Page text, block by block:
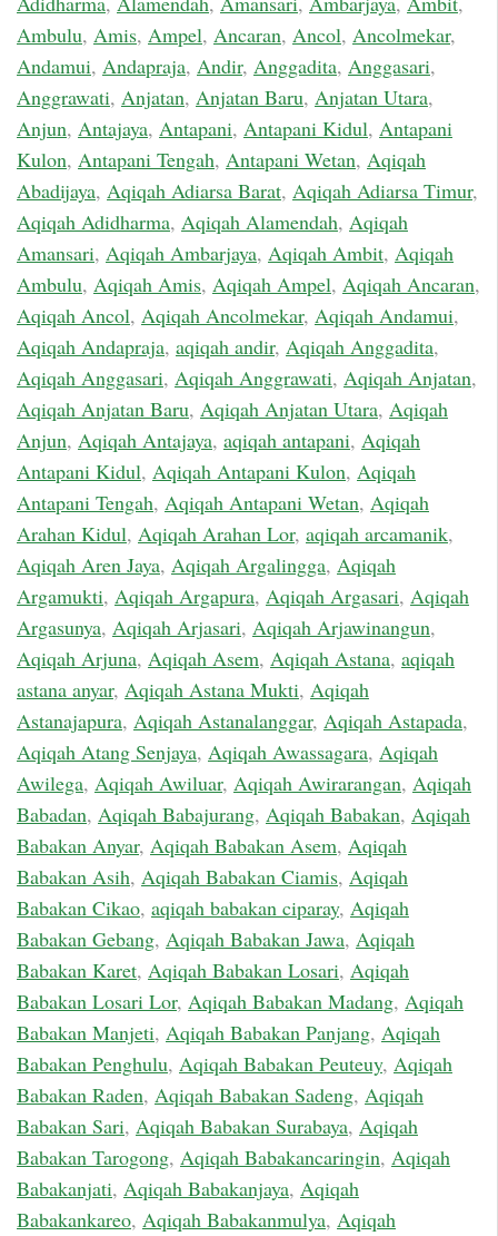
Ambulu, Amis, Ampel, Ancaran, Ancol, Ancolmekar,
Andamui, Andapraja, Andir, Anggadita, Anggasari,
Anggrawati, Anjatan, Anjatan Baru, Anjatan Utara,
Anjun, Antajaya, Antapani, Antapani Kidul, Antapani
Kulon, Antapani Tengah, Antapani Wetan, Aqiqah
Abadijaya, Aqiqah Adiarsa Barat, Aqiqah Adiarsa Timur,
Aqiqah Adidharma, Aqiqah Alamendah, Aqiqah
Amansari, Aqiqah Ambarjaya, Aqiqah Ambit, Aqiqah
Ambulu, Aqiqah Amis, Aqiqah Ampel, Aqiqah Ancaran,
Aqiqah Ancol, Aqiqah Ancolmekar, Aqiqah Andamui,
Aqiqah Andapraja, aqiqah andir, Aqiqah Anggadita,
Aqiqah Anggasari, Aqiqah Anggrawati, Aqiqah Anjatan,
Aqiqah Anjatan Baru, Aqiqah Anjatan Utara, Aqiqah
Anjun, Aqiqah Antajaya, aqiqah antapani, Aqiqah
Antapani Kidul, Aqiqah Antapani Kulon, Aqiqah
Antapani Tengah, Aqiqah Antapani Wetan, Aqiqah
Arahan Kidul, Aqiqah Arahan Lor, aqiqah arcamanik,
Aqiqah Aren Jaya, Aqiqah Argalingga, Aqiqah
Argamukti, Aqiqah Argapura, Aqiqah Argasari, Aqiqah
Argasunya, Aqiqah Arjasari, Aqiqah Arjawinangun,
Aqiqah Arjuna, Aqiqah Asem, Aqiqah Astana, aqiqah
astana anyar, Aqiqah Astana Mukti, Aqiqah
Astanajapura, Aqiqah Astanalanggar, Aqiqah Astapada,
Aqiqah Atang Senjaya, Aqiqah Awassagara, Aqiqah
Awilega, Aqiqah Awiluar, Aqiqah Awirarangan, Aqiqah
Babadan, Aqiqah Babajurang, Aqiqah Babakan, Aqiqah
Babakan Anyar, Aqiqah Babakan Asem, Aqiqah
Babakan Asih, Aqiqah Babakan Ciamis, Aqiqah
Babakan Cikao, aqiqah babakan ciparay, Aqiqah
Babakan Gebang, Aqiqah Babakan Jawa, Aqiqah
Babakan Karet, Aqiqah Babakan Losari, Aqiqah
Babakan Losari Lor, Aqiqah Babakan Madang, Aqiqah
Babakan Manjeti, Aqiqah Babakan Panjang, Aqiqah
Babakan Penghulu, Aqiqah Babakan Peuteuy, Aqiqah
Babakan Raden, Aqiqah Babakan Sadeng, Aqiqah
Babakan Sari, Aqiqah Babakan Surabaya, Aqiqah
Babakan Tarogong, Aqiqah Babakancaringin, Aqiqah
Babakanjati, Aqiqah Babakanjaya, Aqiqah
Babakankareo, Aqiqah Babakanmulya, Aqiqah